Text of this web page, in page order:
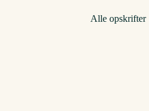
Alle opskrifter